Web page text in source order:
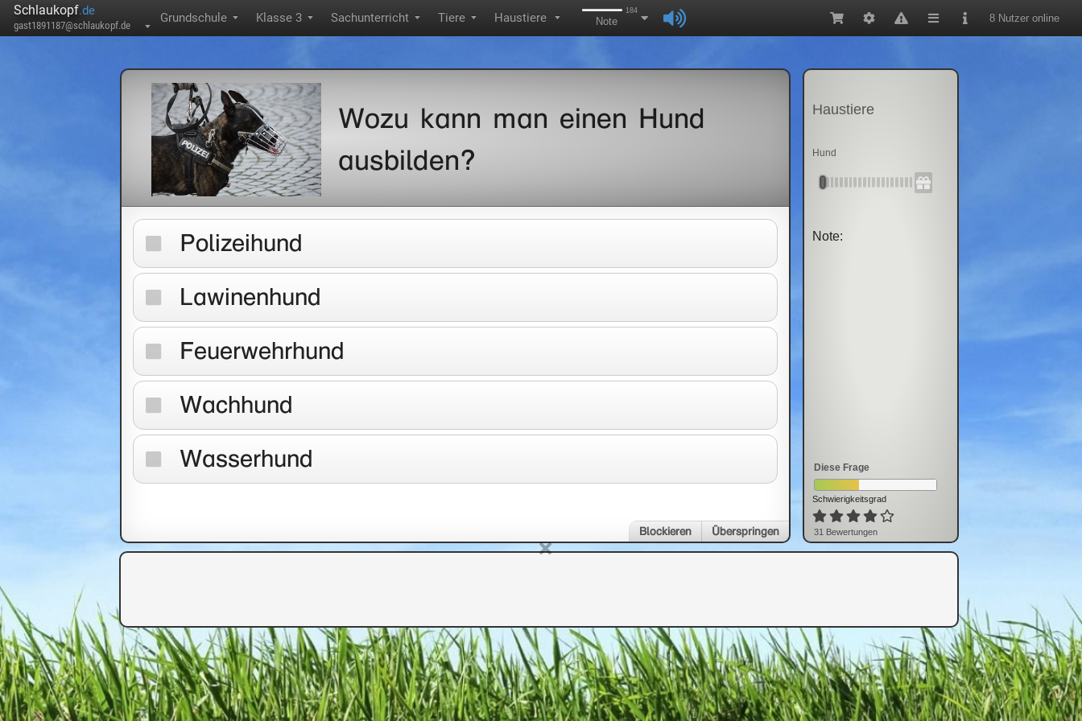
Schlaukopf.de
gast1891187@schlaukopf.de ▼
Grundschule ▼ Klasse 3 ▼ Sachunterricht ▼ Tiere ▼ Haustiere ▼
184
Note 8 Nutzer online
Wozu kann man einen Hund
ausbilden?
Polizeihund
Lawinenhund
Feuerwehrhund
Wachhund
Wasserhund
Blockieren Überspringen
Haustiere
Hund
Note:
Diese Frage
Schwierigkeitsgrad
31 Bewertungen